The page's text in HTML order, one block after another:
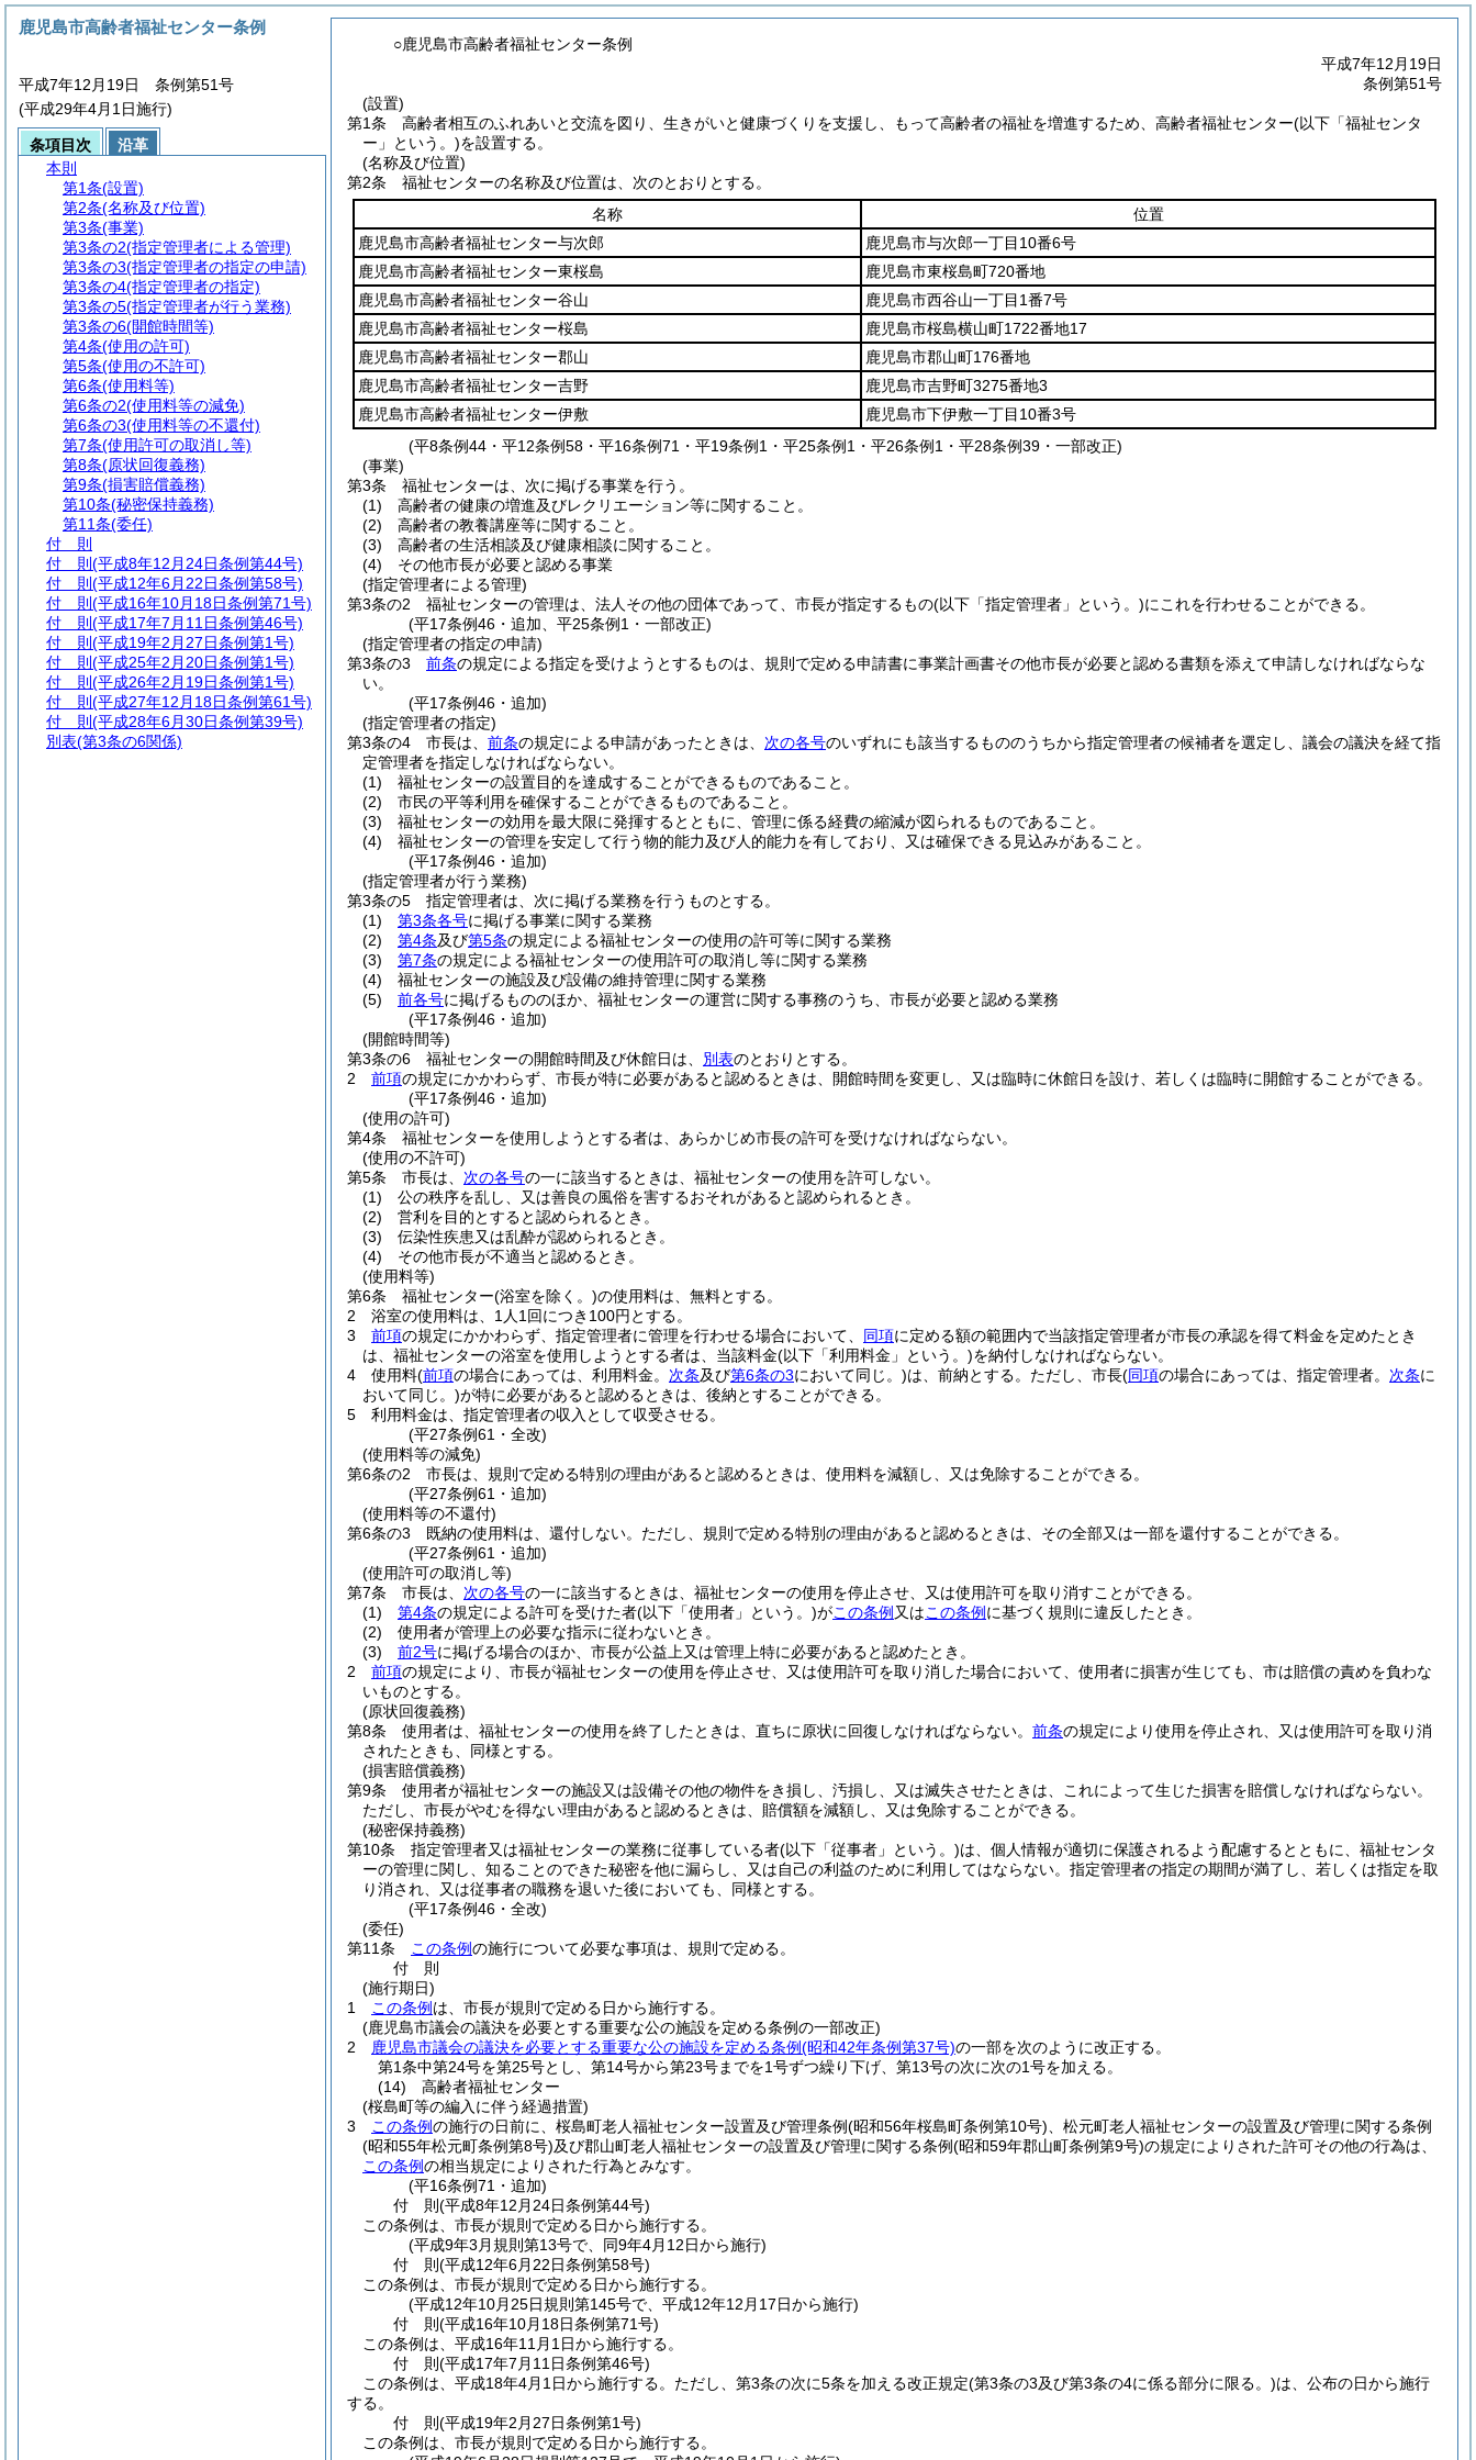
○鹿児島市高齢者福祉センター条例
平成7年12月19日
条例第51号
(設置)
第1条
高齢者相互のふれあいと交流を図り、生きがいと健康づくりを支援し、もって高齢者の福祉を増進するため、高齢者福祉センター(以下「福祉センタ
ー」という。)を設置する。
(名称及び位置)
第2条
福祉センターの名称及び位置は、次のとおりとする。
名称
位置
鹿児島市高齢者福祉センター与次郎
鹿児島市与次郎一丁目10番6号
鹿児島市高齢者福祉センター東桜島
鹿児島市東桜島町720番地
鹿児島市高齢者福祉センター谷山
鹿児島市西谷山一丁目1番7号
鹿児島市高齢者福祉センター桜島
鹿児島市桜島横山町1722番地17
鹿児島市高齢者福祉センター郡山
鹿児島市郡山町176番地
鹿児島市高齢者福祉センター吉野
鹿児島市吉野町3275番地3
鹿児島市高齢者福祉センター伊敷
鹿児島市下伊敷一丁目10番3号
(平8条例44・平12条例58・平16条例71・平19条例1・平25条例1・平26条例1・平28条例39・一部改正)
(事業)
第3条
福祉センターは、次に掲げる事業を行う。
(1)
高齢者の健康の増進及びレクリエーション等に関すること。
(2)
高齢者の教養講座等に関すること。
(3)
高齢者の生活相談及び健康相談に関すること。
(4)
その他市長が必要と認める事業
(指定管理者による管理)
第3条の2
福祉センターの管理は、法人その他の団体であって、市長が指定するもの(以下「指定管理者」という。)にこれを行わせることができる。
(平17条例46・追加、平25条例1・一部改正)
(指定管理者の指定の申請)
第3条の3
前条の規定による指定を受けようとするものは、規則で定める申請書に事業計画書その他市長が必要と認める書類を添えて申請しなければならな
い。
(平17条例46・追加)
(指定管理者の指定)
第3条の4
市長は、 前条の規定による申請があったときは、 次の各号のいずれにも該当するもののうちから指定管理者の候補者を選定し、議会の議決を経て指
定管理者を指定しなければならない。
(1)
福祉センターの設置目的を達成することができるものであること。
(2)
市民の平等利用を確保することができるものであること。
(3)
福祉センターの効用を最大限に発揮するとともに、管理に係る経費の縮減が図られるものであること。
(4)
福祉センターの管理を安定して行う物的能力及び人的能力を有しており、又は確保できる見込みがあること。
(平17条例46・追加)
(指定管理者が行う業務)
第3条の5
指定管理者は、次に掲げる業務を行うものとする。
(1)
第3条各号に掲げる事業に関する業務
(2)
第4条及び第5条の規定による福祉センターの使用の許可等に関する業務
(3)
第7条の規定による福祉センターの使用許可の取消し等に関する業務
(4)
福祉センターの施設及び設備の維持管理に関する業務
(5)
前各号に掲げるもののほか、福祉センターの運営に関する事務のうち、市長が必要と認める業務
(平17条例46・追加)
(開館時間等)
第3条の6
福祉センターの開館時間及び休館日は、 別表のとおりとする。
2
前項の規定にかかわらず、市長が特に必要があると認めるときは、開館時間を変更し、又は臨時に休館日を設け、若しくは臨時に開館することができる。
(平17条例46・追加)
(使用の許可)
第4条
福祉センターを使用しようとする者は、あらかじめ市長の許可を受けなければならない。
(使用の不許可)
第5条
市長は、 次の各号の一に該当するときは、福祉センターの使用を許可しない。
(1)
公の秩序を乱し、又は善良の風俗を害するおそれがあると認められるとき。
(2)
営利を目的とすると認められるとき。
(3)
伝染性疾患又は乱酔が認められるとき。
(4)
その他市長が不適当と認めるとき。
(使用料等)
第6条
福祉センター(浴室を除く。)の使用料は、無料とする。
2
浴室の使用料は、1人1回につき100円とする。
3
前項の規定にかかわらず、指定管理者に管理を行わせる場合において、 同項に定める額の範囲内で当該指定管理者が市長の承認を得て料金を定めたとき
は、福祉センターの浴室を使用しようとする者は、当該料金(以下「利用料金」という。)を納付しなければならない。
4
使用料(前項の場合にあっては、利用料金。 次条及び第6条の3において同じ。)は、前納とする。 ただし、市長(同項の場合にあっては、指定管理者。 次条に
おいて同じ。)が特に必要があると認めるときは、後納とすることができる。
5
利用料金は、指定管理者の収入として収受させる。
(平27条例61・全改)
(使用料等の減免)
第6条の2
市長は、規則で定める特別の理由があると認めるときは、使用料を減額し、又は免除することができる。
(平27条例61・追加)
(使用料等の不還付)
第6条の3
既納の使用料は、還付しない。 ただし、規則で定める特別の理由があると認めるときは、その全部又は一部を還付することができる。
(平27条例61・追加)
(使用許可の取消し等)
第7条
市長は、 次の各号の一に該当するときは、福祉センターの使用を停止させ、又は使用許可を取り消すことができる。
(1)
第4条の規定による許可を受けた者(以下「使用者」という。)がこの条例 又はこの条例 に基づく規則に違反したとき。
(2)
使用者が管理上の必要な指示に従わないとき。
(3)
前2号に掲げる場合のほか、市長が公益上又は管理上特に必要があると認めたとき。
2
前項の規定により、市長が福祉センターの使用を停止させ、又は使用許可を取り消した場合において、使用者に損害が生じても、市は賠償の責めを負わな
いものとする。
(原状回復義務)
第8条
使用者は、福祉センターの使用を終了したときは、直ちに原状に回復しなければならない。 前条の規定により使用を停止され、又は使用許可を取り消
されたときも、同様とする。
(損害賠償義務)
第9条
使用者が福祉センターの施設又は設備その他の物件をき損し、汚損し、又は滅失させたときは、これによって生じた損害を賠償しなければならない。
ただし、市長がやむを得ない理由があると認めるときは、賠償額を減額し、又は免除することができる。
(秘密保持義務)
第10条
指定管理者又は福祉センターの業務に従事している者(以下「従事者」という。)は、個人情報が適切に保護されるよう配慮するとともに、福祉センタ
ーの管理に関し、知ることのできた秘密を他に漏らし、又は自己の利益のために利用してはならない。 指定管理者の指定の期間が満了し、若しくは指定を取
り消され、又は従事者の職務を退いた後においても、同様とする。
(平17条例46・全改)
(委任)
第11条
この条例の施行について必要な事項は、規則で定める。
付 則
(施行期日)
1
この条例 は、市長が規則で定める日から施行する。
(鹿児島市議会の議決を必要とする重要な公の施設を定める条例の一部改正)
2
鹿児島市議会の議決を必要とする重要な公の施設を定める条例(昭和42年条例第37号)の一部を次のように改正する。
第1条中第24号を第25号とし、第14号から第23号までを1号ずつ繰り下げ、第13号の次に次の1号を加える。
(14) 高齢者福祉センター
(桜島町等の編入に伴う経過措置)
3
この条例の施行の日前に、桜島町老人福祉センター設置及び管理条例(昭和56年桜島町条例第10号) 、松元町老人福祉センターの設置及び管理に関する条例
(昭和55年松元町条例第8号)及び郡山町老人福祉センターの設置及び管理に関する条例(昭和59年郡山町条例第9号)の規定によりされた許可その他の行為は、
この条例の相当規定によりされた行為とみなす。
(平16条例71・追加)
付 則(平成8年12月24日条例第44号)
この条例は、市長が規則で定める日から施行する。
(平成9年3月規則第13号で、同9年4月12日から施行)
付 則(平成12年6月22日条例第58号)
この条例は、市長が規則で定める日から施行する。
(平成12年10月25日規則第145号で、平成12年12月17日から施行)
付 則(平成16年10月18日条例第71号)
この条例は、平成16年11月1日から施行する。
付 則(平成17年7月11日条例第46号)
この条例は、平成18年4月1日から施行する。 ただし、第3条の次に5条を加える改正規定(第3条の3及び第3条の4に係る部分に限る。)は、公布の日から施行
する。
付 則(平成19年2月27日条例第1号)
この条例は、市長が規則で定める日から施行する。
鹿児島市高齢者福祉センター条例
平成7年12月19日 条例第51号
(平成29年4月1日施行)
条項目次
沿革
本則
第1条(設置)
第2条(名称及び位置)
第3条(事業)
第3条の2(指定管理者による管理)
第3条の3(指定管理者の指定の申請)
第3条の4(指定管理者の指定)
第3条の5(指定管理者が行う業務)
第3条の6(開館時間等)
第4条(使用の許可)
第5条(使用の不許可)
第6条(使用料等)
第6条の2(使用料等の減免)
第6条の3(使用料等の不還付)
第7条(使用許可の取消し等)
第8条(原状回復義務)
第9条(損害賠償義務)
第10条(秘密保持義務)
第11条(委任)
付 則
付 則 (平成8年12月24日条例第44号)
付 則 (平成12年6月22日条例第58号)
付 則 (平成16年10月18日条例第71号)
付 則 (平成17年7月11日条例第46号)
付 則 (平成19年2月27日条例第1号)
付 則 (平成25年2月20日条例第1号)
付 則 (平成26年2月19日条例第1号)
付 則 (平成27年12月18日条例第61号)
付 則 (平成28年6月30日条例第39号)
別表(第3条の6関係)